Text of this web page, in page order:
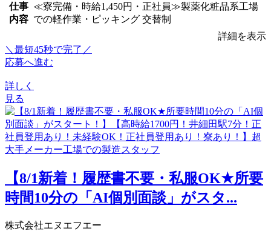
仕事
内容
≪寮完備・時給1,450円・正社員≫製薬化粧品系工場
での軽作業・ピッキング 交替制
詳細を表示
＼最短45秒で完了／
応募へ進む
詳しく
見る
【8/1新着！履歴書不要・私服OK★所要
時間10分の「AI個別面談」がスタ...
株式会社エヌエフエー